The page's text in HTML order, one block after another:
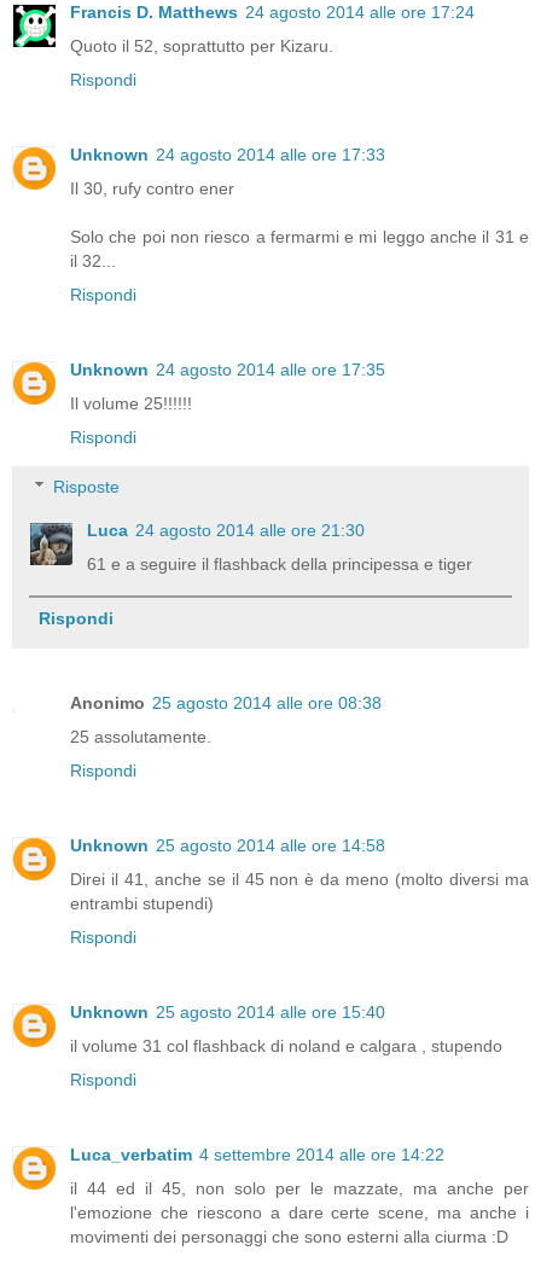
Francis D. Matthews 24 agosto 2014 alle ore 17:24
Quoto il 52, soprattutto per Kizaru.
Rispondi
Unknown 24 agosto 2014 alle ore 17:33
Il 30, rufy contro ener
Solo che poi non riesco a fermarmi e mi leggo anche il 31 e
il 32...
Rispondi
Unknown 24 agosto 2014 alle ore 17:35
Il volume 25!!!!!!
Rispondi
Risposte
Luca 24 agosto 2014 alle ore 21:30
61 e a seguire il flashback della principessa e tiger
Rispondi
Anonimo 25 agosto 2014 alle ore 08:38
25 assolutamente.
Rispondi
Unknown 25 agosto 2014 alle ore 14:58
Direi il 41, anche se il 45 non è da meno (molto diversi ma
entrambi stupendi)
Rispondi
Unknown 25 agosto 2014 alle ore 15:40
il volume 31 col flashback di noland e calgara , stupendo
Rispondi
Luca_verbatim 4 settembre 2014 alle ore 14:22
il 44 ed il 45, non solo per le mazzate, ma anche per
l'emozione che riescono a dare certe scene, ma anche i
movimenti dei personaggi che sono esterni alla ciurma :D